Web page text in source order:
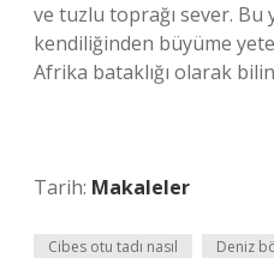
ve tuzlu toprağı sever. Bu
kendiliğinden büyüme
Afrika bataklığı olarak
Tarih: Makaleler
Cibes otu tadı nasıl Deniz